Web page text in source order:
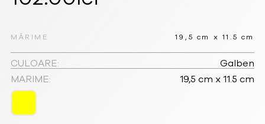
MĂRIME 19,5 cm x 11.5 cm
CULOARE:
Galben
MARIME:
19,5 cm x 11.5 cm